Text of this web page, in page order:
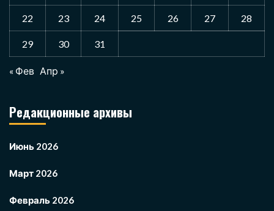
22 23 24 25 26 27 28
29 30 31
« Фев Апр »
Редакционные архивы
Июнь 2026
Март 2026
Февраль 2026